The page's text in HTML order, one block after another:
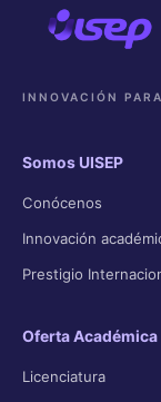
INNOVACIÓN
Somos UISEP
Conócenos
Innovación
Prestigio
Oferta Académica
Licenciatura